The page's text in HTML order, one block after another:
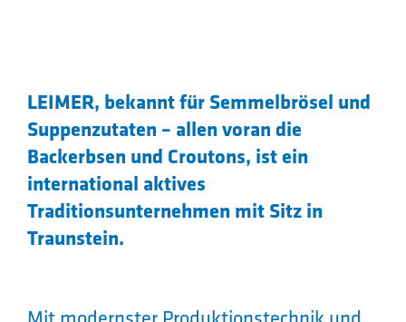
LEIMER, bekannt für Semmelbrösel und
Suppenzutaten – allen voran die
Backerbsen und Croutons, ist ein
international aktives
Traditionsunternehmen mit Sitz in
Traunstein.